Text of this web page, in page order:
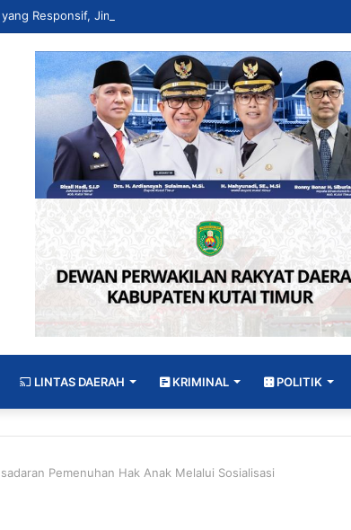
LINTAS DAERAH KRIMINAL POLITIK
Pemenuhan Hak Anak Melalui Sosialisasi